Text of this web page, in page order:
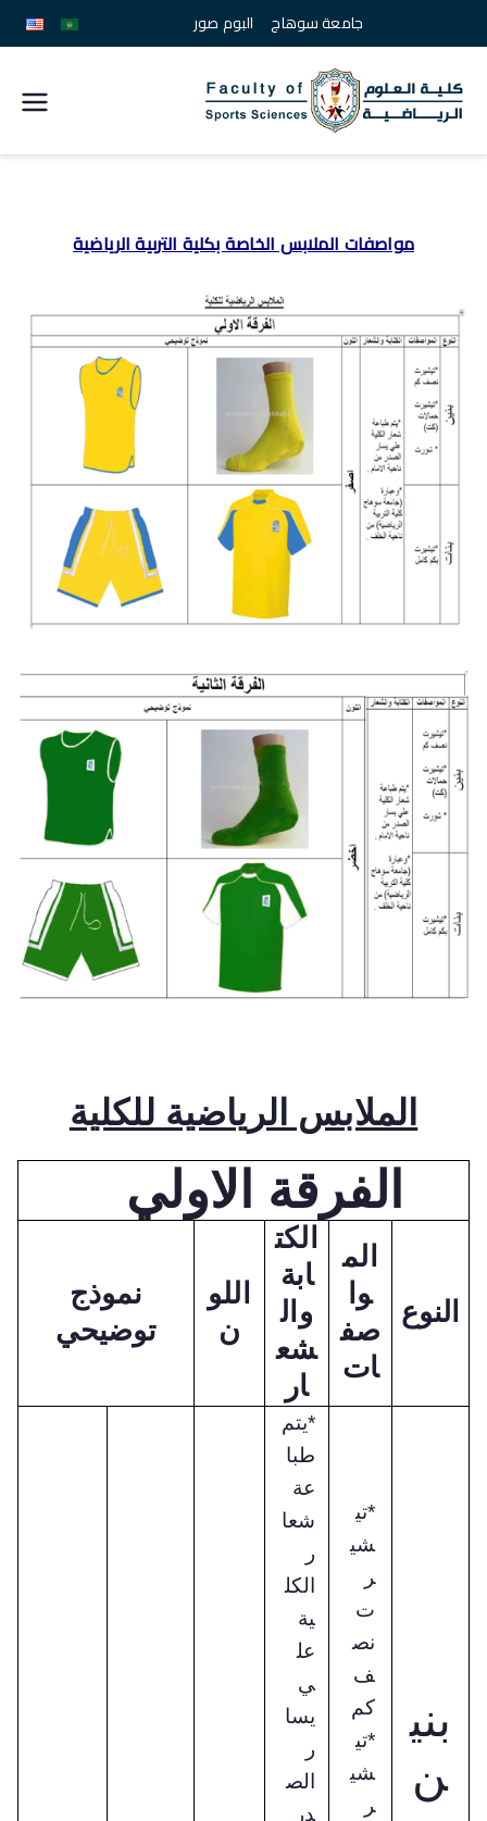
جامعة سوهاج البوم صور
الرياضة
جامعة
سوهاج
مواصفات الملابس الخاصة بكلية التربية الرياضية
الملابس الرياضية للكلية
الفرقة الاولي
النوع
الم
وا
صف
ات
الكت
ابة
وال
شع
ار
اللو
ن
نموذج
توضيحي
بني
ن
*تي
شي
ر
ت
نص
ف
كم
*تي
شي
ر
*يتم
طبا
عة
شعا
ر
الكل
ية
عل
ي
يسا
ر
الص
در